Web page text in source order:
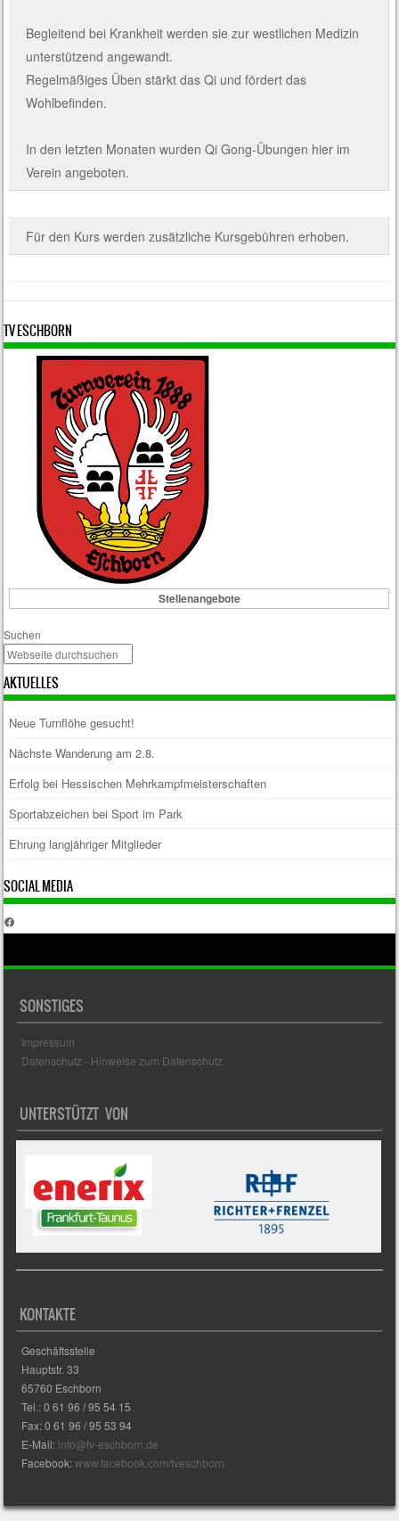
Begleitend bei Krankheit werden sie zur westlichen Medizin
unterstützend angewandt.
Regelmäßiges Üben stärkt das Qi und fördert das
Wohlbefinden.
In den letzten Monaten wurden Qi Gong-Übungen hier im
Verein angeboten.
Für den Kurs werden zusätzliche Kursgebühren erhoben.
TV ESCHBORN
Stellenangebote
Suchen
AKTUELLES
Neue Turnflöhe gesucht!
Nächste Wanderung am 2.8.
Erfolg bei Hessischen Mehrkampfmeisterschaften
Sportabzeichen bei Sport im Park
Ehrung langjähriger Mitglieder
SOCIAL MEDIA
Facebook
SONSTIGES
Impressum
Datenschutz - Hinweise zum Datenschutz
UNTERSTÜTZT VON
KONTAKTE
Geschäftsstelle
Hauptstr. 33
65760 Eschborn
Tel.: 0 61 96 / 95 54 15
Fax: 0 61 96 / 95 53 94
E-Mail: info@tv-eschborn.de
Facebook:www.facebook.com/tveschborn